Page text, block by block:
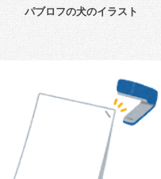
パブロフの犬のイラスト